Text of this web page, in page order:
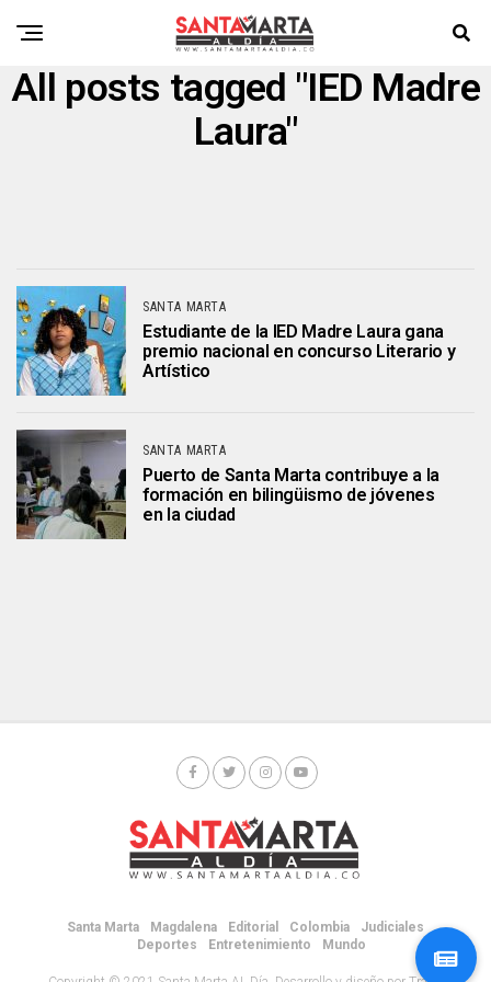
All posts tagged "IED Madre
Laura"
SANTA MARTA
Estudiante de la IED Madre Laura gana
premio nacional en concurso Literario y
Artístico
SANTA MARTA
Puerto de Santa Marta contribuye a la
formación en bilingüismo de jóvenes
en la ciudad
Santa Marta Magdalena Editorial Colombia
Judiciales
Deportes
Entretenimiento Mundo